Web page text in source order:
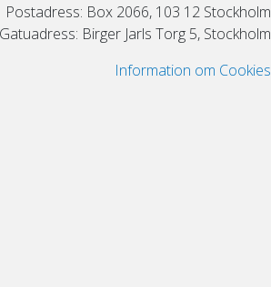
Postadress: Box 2066, 103 12 Stockholm
Gatuadress: Birger Jarls Torg 5, Stockholm
Information om Cookies